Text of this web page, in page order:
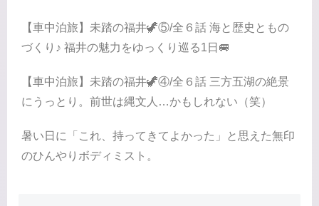
【車中泊旅】未踏の福井🦖⑤/全６話 海と歴史ともの
づくり♪ 福井の魅力をゆっくり巡る1日🚐
【車中泊旅】未踏の福井🦖④/全６話 三方五湖の絶景
にうっとり。前世は縄文人…かもしれない（笑）
暑い日に「これ、持ってきてよかった」と思えた無印
のひんやりボディミスト。